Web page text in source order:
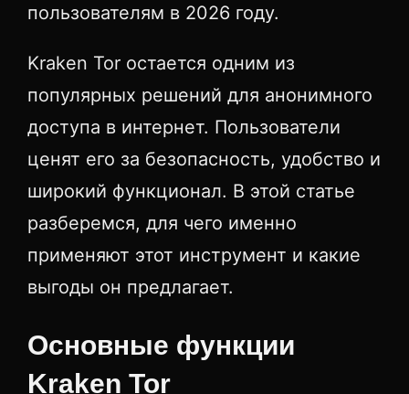
пользователям в 2026 году.
Kraken Tor остается одним из
популярных решений для анонимного
доступа в интернет. Пользователи
ценят его за безопасность, удобство и
широкий функционал. В этой статье
разберемся, для чего именно
применяют этот инструмент и какие
выгоды он предлагает.
Основные функции
Kraken Tor